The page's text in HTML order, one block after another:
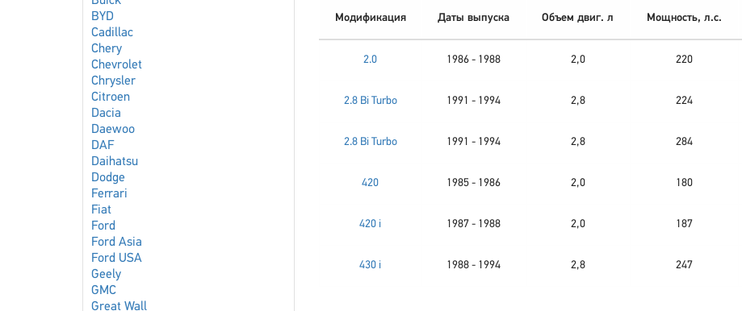
BYD
Cadillac
Chery
Chevrolet
Chrysler
Citroen
Dacia
Daewoo
DAF
Daihatsu
Dodge
Ferrari
Fiat
Ford
Ford Asia
Ford USA
Geely
GMC
Great Wall
Модификация Даты выпуска Объем двиг. л Мощность, л.с.
2.0 1986 - 1988 2,0 220
2.8 Bi Turbo 1991 - 1994 2,8 224
2.8 Bi Turbo 1991 - 1994 2,8 284
420 1985 - 1986 2,0 180
420 i 1987 - 1988 2,0 187
430 i 1988 - 1994 2,8 247